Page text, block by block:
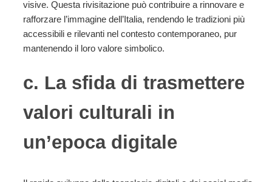
visive. Questa rivisitazione può contribuire a rinnovare e
rafforzare l’immagine dell’Italia, rendendo le tradizioni più
accessibili e rilevanti nel contesto contemporaneo, pur
mantenendo il loro valore simbolico.
c. La sfida di trasmettere
valori culturali in
un’epoca digitale